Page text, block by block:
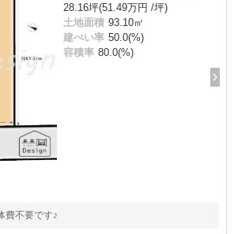
28.16坪(51.49万円 /坪)
土地面積 93.10㎡
建ぺい率 50.0(%)
容積率 80.0(%)
費不要です♪